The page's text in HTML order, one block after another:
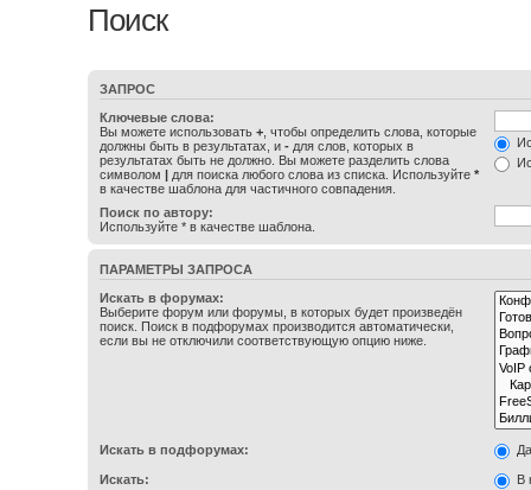
Поиск
ЗАПРОС
Ключевые слова:
Вы можете использовать +, чтобы определить слова, которые
должны быть в результатах, и -для слов, которых в
результатах быть не должно. Вы можете разделить слова
символом
для поиска любого слова из списка. Используйте *
в качестве шаблона для частичного совпадения.
Поиск по автору:
Используйте * в качестве шаблона.
ПАРАМЕТРЫ ЗАПРОСА
Искать в форумах:
Выберите форум или форумы, в которых будет произведён
поиск. Поиск в подфорумах производится автоматически,
если вы не отключили соответствующую опцию ниже.
Искать в подфорумах: Да
Искать:
В